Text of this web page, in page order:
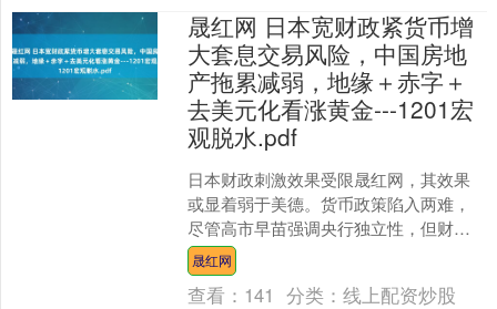
晟红网 日本宽财政紧货币增
大套息交易风险，中国房地
产拖累减弱，地缘＋赤字＋
去美元化看涨黄金---1201宏
观脱水.pdf
日本财政刺激效果受限晟红网，其效果
或显着弱于美德。货币政策陷入两难，
尽管高市早苗强调央行独立性，但财政
扩张引发的日元疲软已推升通胀预期，
促使日本央行鹰派升温。政....
晟红网
查看： 141 分类：线上配资炒股